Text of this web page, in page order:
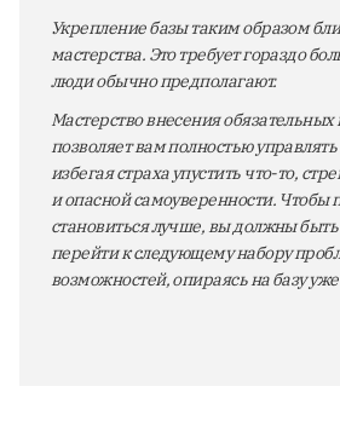
Укрепление базы таким образом
мастерства. Это требует гораздо
люди обычно предполагают.
Мастерство внесения обязательных
позволяет вам полностью
избегая страха упустить что-то,
и опасной самоуверенности. Чтобы
становиться лучше, вы должны быть
перейти к следующему набору
возможностей, опираясь на базу